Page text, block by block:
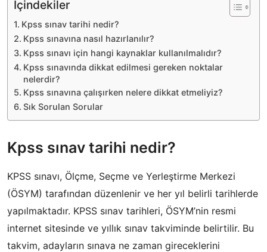
İçindekiler
Kpss sınav tarihi nedir?
Kpss sınavına nasıl hazırlanılır?
Kpss sınavı için hangi kaynaklar kullanılmalıdır?
Kpss sınavında dikkat edilmesi gereken noktalar
nelerdir?
Kpss sınavına çalışırken nelere dikkat etmeliyiz?
Sık Sorulan Sorular
Kpss sınav tarihi nedir?
KPSS sınavı, Ölçme, Seçme ve Yerleştirme Merkezi
(ÖSYM) tarafından düzenlenir ve her yıl belirli tarihlerde
yapılmaktadır. KPSS sınav tarihleri, ÖSYM’nin resmi
internet sitesinde ve yıllık sınav takviminde belirtilir. Bu
takvim, adayların sınava ne zaman gireceklerini